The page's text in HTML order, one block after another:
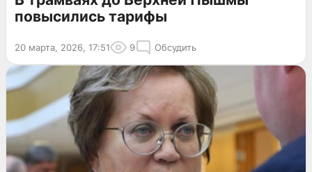
повысились тарифы
20 марта, 2026, 17:51 9 Обсудить